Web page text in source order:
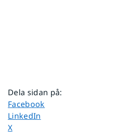
Dela sidan på:
Dela sidan på
Facebook
Dela sidan på
LinkedIn
Dela sidan på
X